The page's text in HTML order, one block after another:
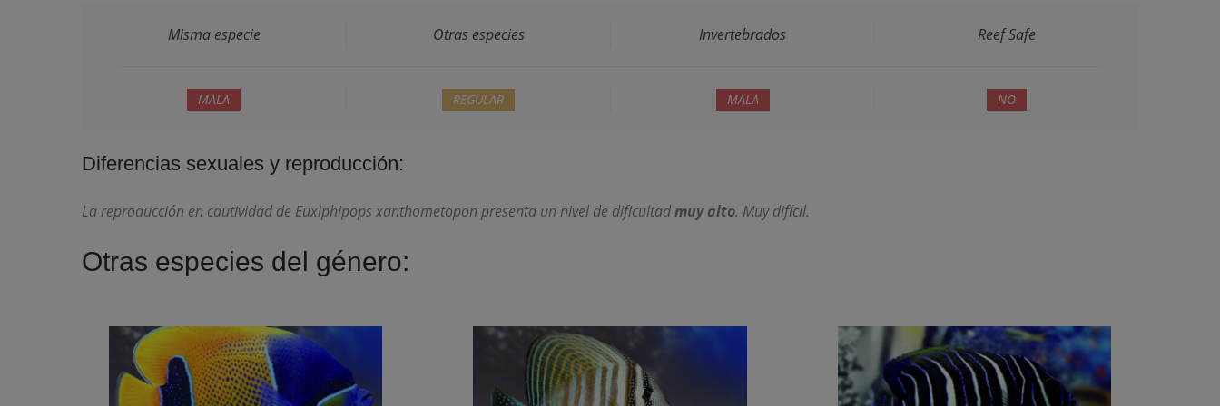
Misma especie Otras especies Invertebrados Reef Safe
MALA REGULAR MALA NO
Diferencias sexuales y reproducción:
La reproducción en cautividad de Euxiphipops xanthometopon presenta un nivel de dificultadmuy alto. Muy difícil.
Otras especies del género: